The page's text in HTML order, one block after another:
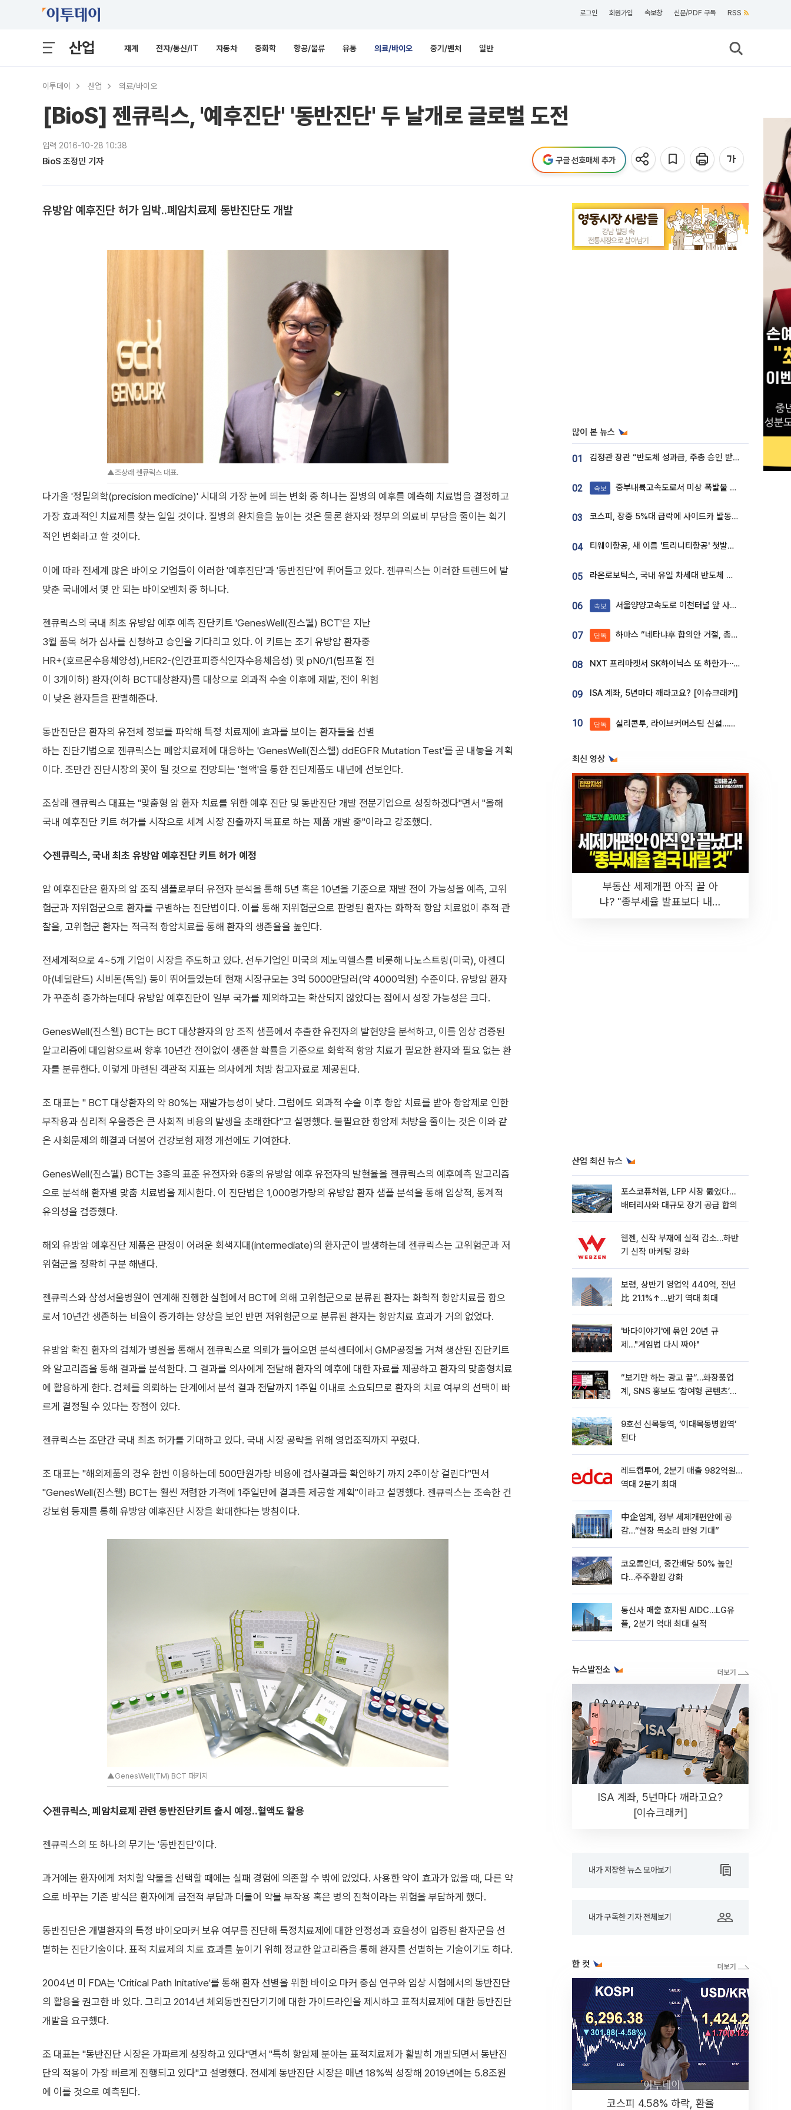
로그인 회원가입 속보창 신문/PDF 구독 RSS
산업 재계 전자/통신/IT 자동차 중화학 항공/물류 유통 의료/바이오 중기/벤처 일반
이투데이 산업 의료/바이오
[BioS] 젠큐릭스, '예후진단' '동반진단' 두 날개로 글로벌 도전
입력 2016-10-28 10:38
BioS 조정민 기자 구글 선호매체 추가
유방암 예후진단 허가 임박..폐암치료제 동반진단도 개발
▲조상래 젠큐릭스 대표.
다가올 '정밀의학(precision medicine)' 시대의 가장 눈에 띄는 변화 중 하나는 질병의 예후를 예측해 치료법을 결정하고
가장 효과적인 치료제를 찾는 일일 것이다. 질병의 완치율을 높이는 것은 물론 환자와 정부의 의료비 부담을 줄이는 획기
적인 변화라고 할 것이다.
이에 따라 전세계 많은 바이오 기업들이 이러한 '예후진단'과 '동반진단'에 뛰어들고 있다. 젠큐릭스는 이러한 트렌드에 발
맞춘 국내에서 몇 안 되는 바이오벤처 중 하나다.
젠큐릭스의 국내 최초 유방암 예후 예측 진단키트 'GenesWell(진스웰) BCT'은 지난
3월 품목 허가 심사를 신청하고 승인을 기다리고 있다. 이 키트는 조기 유방암 환자중
HR+(호르몬수용체양성),HER2-(인간표피증식인자수용체음성) 및 pN0/1(림프절 전
이 3개이하) 환자(이하 BCT대상환자)를 대상으로 외과적 수술 이후에 재발, 전이 위험
이 낮은 환자들을 판별해준다.
동반진단은 환자의 유전체 정보를 파악해 특정 치료제에 효과를 보이는 환자들을 선별
하는 진단기법으로 젠큐릭스는 폐암치료제에 대응하는 'GenesWell(진스웰) ddEGFR Mutation Test'를 곧 내놓을 계획
이다. 조만간 진단시장의 꽃이 될 것으로 전망되는 '혈액'을 통한 진단제품도 내년에 선보인다.
조상래 젠큐릭스 대표는 "맞춤형 암 환자 치료를 위한 예후 진단 및 동반진단 개발 전문기업으로 성장하겠다"면서 "올해
국내 예후진단 키트 허가를 시작으로 세계 시장 진출까지 목표로 하는 제품 개발 중"이라고 강조했다.
◇젠큐릭스, 국내 최초 유방암 예후진단 키트 허가 예정
암 예후진단은 환자의 암 조직 샘플로부터 유전자 분석을 통해 5년 혹은 10년을 기준으로 재발 전이 가능성을 예측, 고위
험군과 저위험군으로 환자를 구별하는 진단법이다. 이를 통해 저위험군으로 판명된 환자는 화학적 항암 치료없이 추적 관
찰을, 고위험군 환자는 적극적 항암치료를 통해 환자의 생존율을 높인다.
전세계적으로 4~5개 기업이 시장을 주도하고 있다. 선두기업인 미국의 제노믹헬스를 비롯해 나노스트링(미국), 아젠디
아(네덜란드) 시비돈(독일) 등이 뛰어들었는데 현재 시장규모는 3억 5000만달러(약 4000억원) 수준이다. 유방암 환자
가 꾸준히 증가하는데다 유방암 예후진단이 일부 국가를 제외하고는 확산되지 않았다는 점에서 성장 가능성은 크다.
GenesWell(진스웰) BCT는 BCT 대상환자의 암 조직 샘플에서 추출한 유전자의 발현양을 분석하고, 이를 임상 검증된
알고리즘에 대입함으로써 향후 10년간 전이없이 생존할 확률을 기준으로 화학적 항암 치료가 필요한 환자와 필요 없는 환
자를 분류한다. 이렇게 마련된 객관적 지표는 의사에게 처방 참고자료로 제공된다.
조 대표는 " BCT 대상환자의 약 80%는 재발가능성이 낮다. 그럼에도 외과적 수술 이후 항암 치료를 받아 항암제로 인한
부작용과 심리적 우울증은 큰 사회적 비용의 발생을 초래한다"고 설명했다. 불필요한 항암제 처방을 줄이는 것은 이와 같
은 사회문제의 해결과 더불어 건강보험 재정 개선에도 기여한다.
GenesWell(진스웰) BCT는 3종의 표준 유전자와 6종의 유방암 예후 유전자의 발현율을 젠큐릭스의 예후예측 알고리즘
으로 분석해 환자별 맞춤 치료법을 제시한다. 이 진단법은 1,000명가량의 유방암 환자 샘플 분석을 통해 임상적, 통계적
유의성을 검증했다.
해외 유방암 예후진단 제품은 판정이 어려운 회색지대(intermediate)의 환자군이 발생하는데 젠큐릭스는 고위험군과 저
위험군을 정확히 구분 해낸다.
젠큐릭스와 삼성서울병원이 연계해 진행한 실험에서 BCT에 의해 고위험군으로 분류된 환자는 화학적 항암치료를 함으
로서 10년간 생존하는 비율이 증가하는 양상을 보인 반면 저위험군으로 분류된 환자는 항암치료 효과가 거의 없었다.
유방암 확진 환자의 검체가 병원을 통해서 젠큐릭스로 의뢰가 들어오면 분석센터에서 GMP공정을 거쳐 생산된 진단키트
와 알고리즘을 통해 결과를 분석한다. 그 결과를 의사에게 전달해 환자의 예후에 대한 자료를 제공하고 환자의 맞춤형치료
에 활용하게 한다. 검체를 의뢰하는 단계에서 분석 결과 전달까지 1주일 이내로 소요되므로 환자의 치료 여부의 선택이 빠
르게 결정될 수 있다는 장점이 있다.
젠큐릭스는 조만간 국내 최초 허가를 기대하고 있다. 국내 시장 공략을 위해 영업조직까지 꾸렸다.
조 대표는 "해외제품의 경우 한번 이용하는데 500만원가량 비용에 검사결과를 확인하기 까지 2주이상 걸린다"면서
"GenesWell(진스웰) BCT는 훨씬 저렴한 가격에 1주일만에 결과를 제공할 계획"이라고 설명했다. 젠큐릭스는 조속한 건
강보험 등재를 통해 유방암 예후진단 시장을 확대한다는 방침이다.
▲GenesWell(TM) BCT 패키지
◇젠큐릭스, 폐암치료제 관련 동반진단키트 출시 예정..혈액도 활용
젠큐릭스의 또 하나의 무기는 '동반진단'이다.
과거에는 환자에게 처치할 약물을 선택할 때에는 실패 경험에 의존할 수 밖에 없었다. 사용한 약이 효과가 없을 때, 다른 약
으로 바꾸는 기존 방식은 환자에게 금전적 부담과 더불어 약물 부작용 혹은 병의 진척이라는 위험을 부담하게 했다.
동반진단은 개별환자의 특정 바이오마커 보유 여부를 진단해 특정치료제에 대한 안정성과 효율성이 입증된 환자군을 선
별하는 진단기술이다. 표적 치료제의 치료 효과를 높이기 위해 정교한 알고리즘을 통해 환자를 선별하는 기술이기도 하다.
2004년 미 FDA는 'Critical Path Initative'를 통해 환자 선별을 위한 바이오 마커 중심 연구와 임상 시험에서의 동반진단
의 활용을 권고한 바 있다. 그리고 2014년 체외동반진단기기에 대한 가이드라인을 제시하고 표적치료제에 대한 동반진단
개발을 요구했다.
조 대표는 "동반진단 시장은 가파르게 성장하고 있다"면서 "특히 항암제 분야는 표적치료제가 활발히 개발되면서 동반진
단의 적용이 가장 빠르게 진행되고 있다"고 설명했다. 전세계 동반진단 시장은 매년 18%씩 성장해 2019년에는 5.8조원
에 이를 것으로 예측된다.
많이 본 뉴스
01 김정관 장관 “반도체 성과급, 주총 승인 받도록”…상법·자본시장법 개정 시사
02 속보 중부내륙고속도로서 미상 폭발물 발견
03 코스피, 장중 5%대 급락에 사이드카 발동…삼성·SK 동반 폭락
04 티웨이항공, 새 이름 '트리니티항공' 첫발…SSC 전략 본격화
05 라온로보틱스, 국내 유일 차세대 반도체 공정 로봇 개발 ‘고객사 테스트 진행’
06 속보 서울양양고속도로 이천터널 앞 사고 발생
07 단독 하마스 “네타냐후 합의안 거절, 총선 앞두고 시간 끌기”
08 NXT 프리마켓서 SK하이닉스 또 하한가⋯‘11주 거래’에 시초가 왜곡
09 ISA 계좌, 5년마다 깨라고요? [이슈크래커]
10 단독 실리콘투, 라이브커머스팀 신설…K뷰티 ‘글로벌 판매망’ 확대[K뷰티 라방戰]
최신 영상
부동산 세제개편 아직 끝 아
냐? "종부세율 발표보다 내릴
산업 최신 뉴스
포스코퓨처엠, LFP 시장 뚫었다…
배터리사와 대규모 장기 공급 합의
웹젠, 신작 부재에 실적 감소…하반
기 신작 마케팅 강화
보령, 상반기 영업익 440억, 전년
比 21.1%↑…반기 역대 최대
'바다이야기'에 묶인 20년 규
제…"게임법 다시 짜야"
“보기만 하는 광고 끝“…화장품업
계, SNS 홍보도 ‘참여형 콘텐츠’로
9호선 신목동역, ‘이대목동병원역’
된다
레드캡투어, 2분기 매출 982억원…
역대 2분기 최대
中企업계, 정부 세제개편안에 공
감…“현장 목소리 반영 기대”
코오롱인더, 중간배당 50% 높인
다…주주환원 강화
통신사 매출 효자된 AIDC…LG유
플, 2분기 역대 최대 실적
뉴스발전소
ISA 계좌, 5년마다 깨라고요?
[이슈크래커]
내가 저장한 뉴스 모아보기
내가 구독한 기자 전체보기
한 컷
코스피 4.58% 하락, 환율